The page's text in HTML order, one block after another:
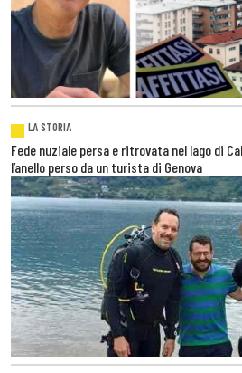
LA STORIA
Fede nuziale persa e ritrovata nel lago di
l’anello perso da un turista di Genova